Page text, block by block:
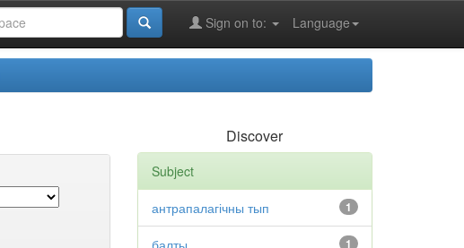
Language
Sign on to:
Discover
Subject
1
антрапалагічны тып
1
балты